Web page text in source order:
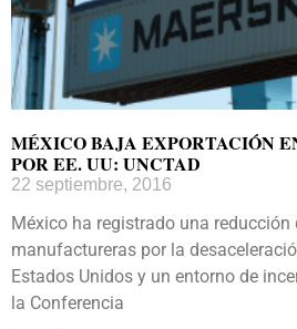
MÉXICO BAJA EXPORTACIÓN
POR EE. UU: UNCTAD
22 septiembre, 2016
México ha registrado una reducción
manufactureras por la
Estados Unidos y un entorno de
la Conferencia